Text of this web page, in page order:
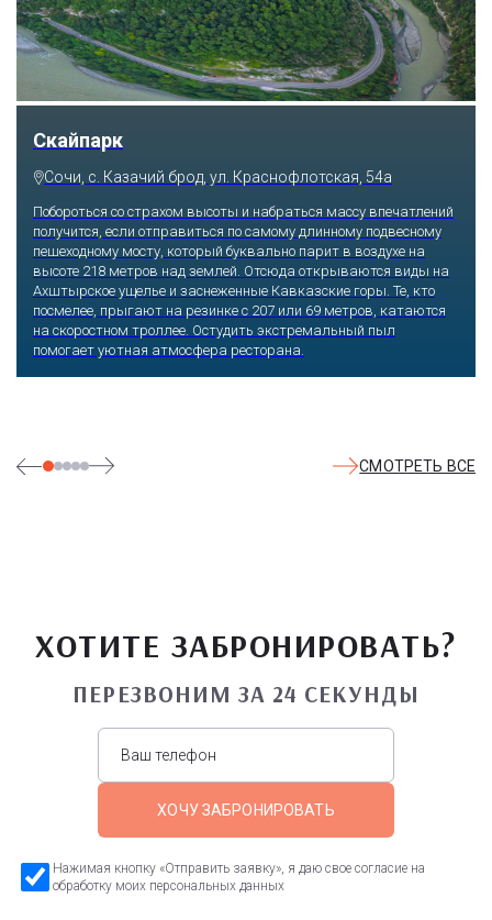
Скайпарк
Сочи, с. Казачий брод, ул. Краснофлотская, 54а
Побороться со страхом высоты и набраться массу впечатлений
получится, если отправиться по самому длинному подвесному
пешеходному мосту, который буквально парит в воздухе на
высоте 218 метров над землей. Отсюда открываются виды на
Ахштырское ущелье и заснеженные Кавказские горы. Те, кто
посмелее, прыгают на резинке с 207 или 69 метров, катаются
на скоростном троллее. Остудить экстремальный пыл
помогает уютная атмосфера ресторана.
СМОТРЕТЬ ВСЕ
ХОТИТЕ ЗАБРОНИРОВАТЬ?
ПЕРЕЗВОНИМ ЗА 24 СЕКУНДЫ
ХОЧУ ЗАБРОНИРОВАТЬ
Нажимая кнопку «Отправить заявку», я даю свое согласие на
обработку моих персональных данных